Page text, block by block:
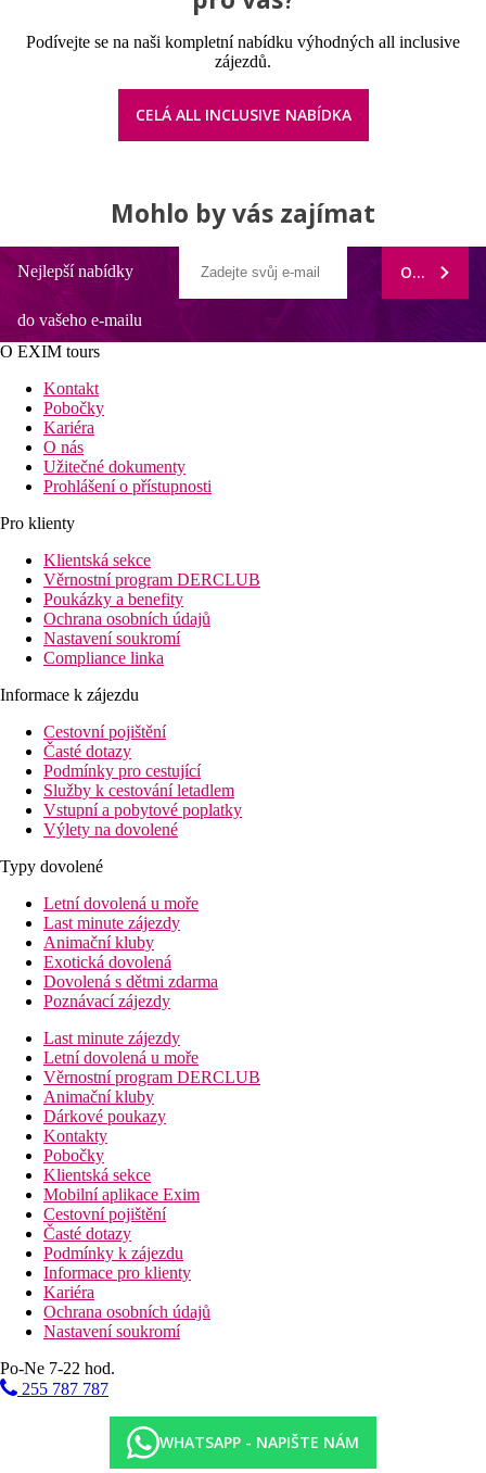
Podívejte se na naši kompletní nabídku výhodných all inclusive
zájezdů.
CELÁ ALL INCLUSIVE NABÍDKA
Mohlo by vás zajímat
Nejlepší nabídky
do vašeho e-mailu
ODEBÍRAT
O EXIM tours
Kontakt
Pobočky
Kariéra
O nás
Užitečné dokumenty
Prohlášení o přístupnosti
Pro klienty
Klientská sekce
Věrnostní program DERCLUB
Poukázky a benefity
Ochrana osobních údajů
Nastavení soukromí
Compliance linka
Informace k zájezdu
Cestovní pojištění
Časté dotazy
Podmínky pro cestující
Služby k cestování letadlem
Vstupní a pobytové poplatky
Výlety na dovolené
Typy dovolené
Letní dovolená u moře
Last minute zájezdy
Animační kluby
Exotická dovolená
Dovolená s dětmi zdarma
Poznávací zájezdy
Last minute zájezdy
Letní dovolená u moře
Věrnostní program DERCLUB
Animační kluby
Dárkové poukazy
Kontakty
Pobočky
Klientská sekce
Mobilní aplikace Exim
Cestovní pojištění
Časté dotazy
Podmínky k zájezdu
Informace pro klienty
Kariéra
Ochrana osobních údajů
Nastavení soukromí
Po-Ne 7-22 hod.
255 787 787
WHATSAPP - NAPIŠTE NÁM